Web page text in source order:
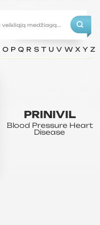
O P Q R S T U V W X Y Z
PRINIVIL
Blood Pressure Heart
Disease